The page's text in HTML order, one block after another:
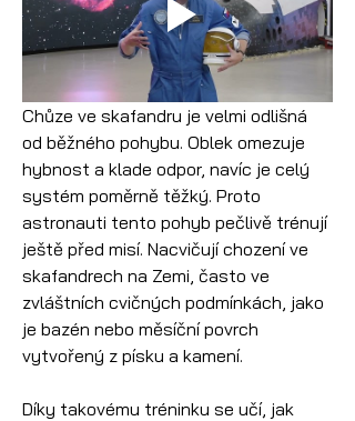
Chůze ve skafandru je velmi odlišná
od běžného pohybu. Oblek omezuje
hybnost a klade odpor, navíc je celý
systém poměrně těžký. Proto
astronauti tento pohyb pečlivě trénují
ještě před misí. Nacvičují chození ve
skafandrech na Zemi, často ve
zvláštních cvičných podmínkách, jako
je bazén nebo měsíční povrch
vytvořený z písku a kamení.
Díky takovému tréninku se učí, jak